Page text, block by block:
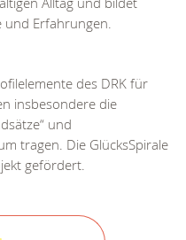
Erfahrungen.
des DRK für
insbesondere die
und
tragen. Die GlücksSpirale
gefördert.